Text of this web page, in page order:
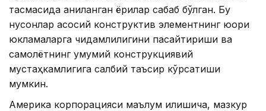
тасмасида аниқланган ёриқлар сабаб бўлган. Бу
нуқсонлар асосий конструктив элементнинг юқори
юкламаларга чидамлилигини пасайтириши ва
самолётнинг умумий конструкциявий
мустаҳкамлигига салбий таъсир кўрсатиши
мумкин.
Америка корпорацияси маълум қилишича, мазкур